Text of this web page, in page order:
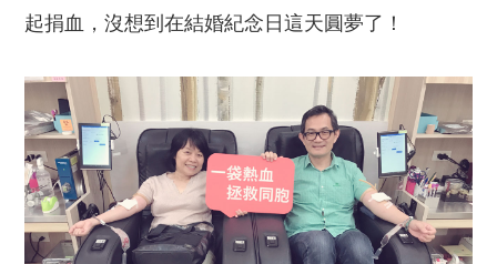
起捐血，沒想到在結婚紀念日這天圓夢了！